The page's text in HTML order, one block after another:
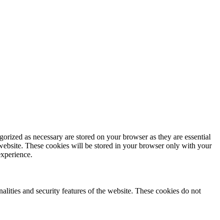
as necessary are stored on your browser as they are essential
These cookies will be stored in your browser only with your
and security features of the website. These cookies do not